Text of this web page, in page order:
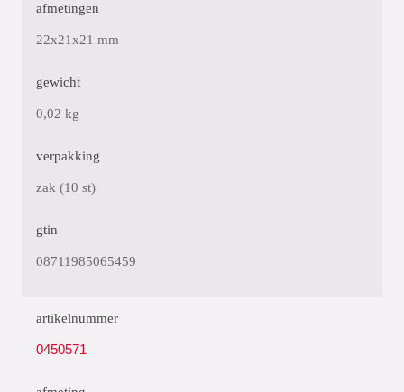
afmetingen
22x21x21 mm
gewicht
0,02 kg
verpakking
zak (10 st)
gtin
08711985065459
artikelnummer
0450571